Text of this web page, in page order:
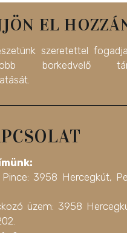
EL
szeretettel
borkedvelő
3958 Hercegkút,
üzem: 3958